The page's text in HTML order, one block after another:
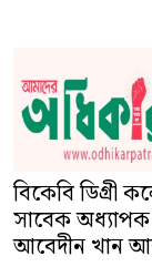
বিকেবি ডিগ্রী
সাবেক
আবেদীন খান